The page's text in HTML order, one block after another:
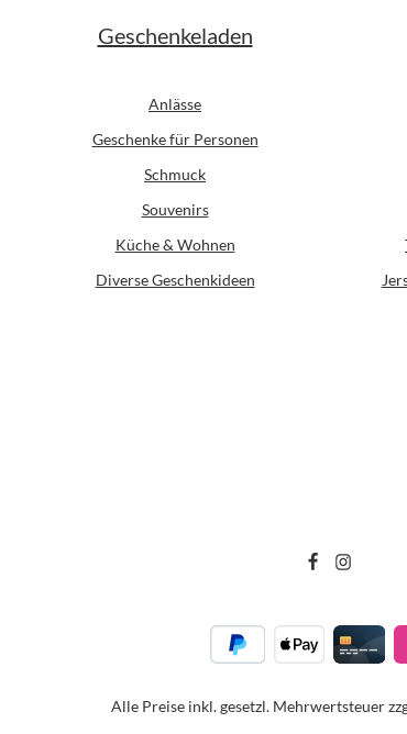
Geschenkeladen
Anlässe
Geschenke für Personen
Schmuck
Souvenirs
Küche & Wohnen
Diverse Geschenkideen
Alle Preise inkl. gesetzl. Mehrwertsteuer